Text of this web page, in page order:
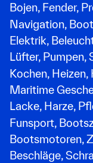
Bojen, Fender,
Navigation,
Elektrik,
Lüfter, Pumpen,
Kochen, Heizen,
Maritime
Lacke, Harze,
Funsport,
Bootsmotoren,
Beschläge,